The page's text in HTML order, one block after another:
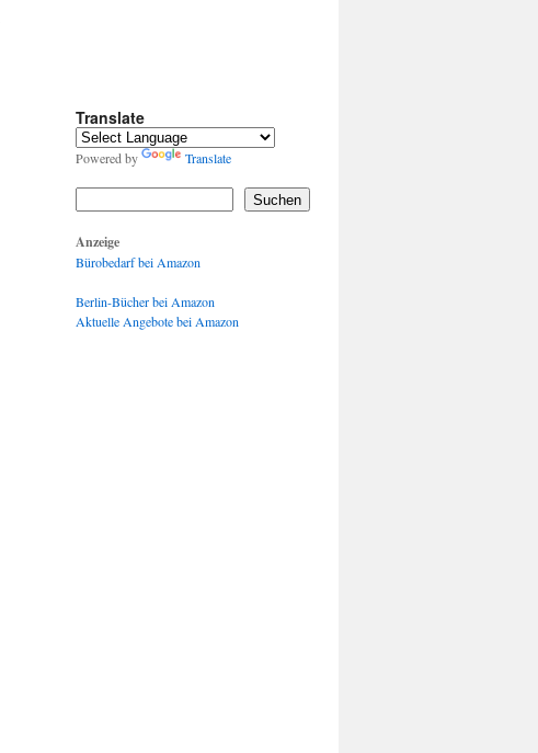
Translate
Powered by Translate
Suchen
Anzeige
Bürobedarf bei Amazon
Berlin-Bücher bei Amazon
Aktuelle Angebote bei Amazon